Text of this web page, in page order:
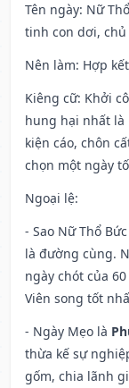
Tên ngày: Nữ
tinh con dơi,
Nên làm: Hợp
Kiêng cữ: Khởi
hung hại nhất
kiện cáo, chôn
chọn một ngày
Ngoại lệ:
- Sao Nữ Thổ
là đường cùng.
ngày chót của
Viên song tốt
- Ngày Mẹo là
thừa kế sự
gốm, chia lãnh